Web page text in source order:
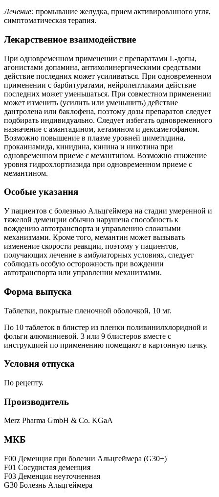
Лечение: промывание желудка, прием активированного угля,
симптоматическая терапия.
Лекарственное взаимодействие
При одновременном применении с препаратами L-допы,
агонистами допамина, антихолинергическими средствами
действие последних может усиливаться. При одновременном
применении с барбитуратами, нейролептиками действие
последних может уменьшаться. При совместном применении
может изменить (усилить или уменьшить) действие
дантролена или баклофена, поэтому дозы препаратов следует
подбирать индивидуально. Следует избегать одновременного
назначение с амантадином, кетамином и дексаметофаном.
Возможно повышение в плазме уровней циметидина,
прокаинамида, кинидина, кинина и никотина при
одновременном приеме с мемантином. Возможно снижение
уровня гидрохлортиазида при одновременном приеме с
мемантином.
Особые указания
У пациентов с болезнью Альцгеймера на стадии умеренной и
тяжелой деменции обычно нарушена способность к
вождению автотранспорта и управлению сложными
механизмами. Кроме того, мемантин может вызывать
изменение скорости реакции, поэтому у пациентов,
получающих лечение в амбулаторных условиях, следует
соблюдать особую осторожность при вождении
автотранспорта или управлении механизмами.
Форма выпуска
Таблетки, покрытые пленочной оболочкой, 10 мг.
По 10 таблеток в блистер из пленки поливинилхлоридной и
фольги алюминиевой. 3 или 9 блистеров вместе с
инструкцией по применению помещают в картонную пачку.
Условия отпуска
По рецепту.
Производитель
Merz Pharma GmbH & Co. KGaA
МКБ
F00 Деменция при болезни Альцгеймера (G30+)
F01 Сосудистая деменция
F03 Деменция неуточненная
G30 Болезнь Альцгеймера